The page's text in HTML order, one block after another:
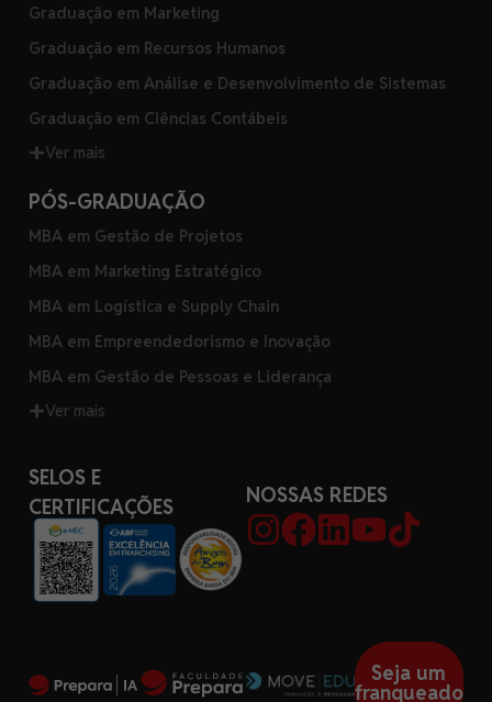
Graduação em Marketing
Graduação em Recursos Humanos
Graduação em Análise e Desenvolvimento de Sistemas
Graduação em Ciências Contábeis
Ver mais
PÓS-GRADUAÇÃO
MBA em Gestão de Projetos
MBA em Marketing Estratégico
MBA em Logística e Supply Chain
MBA em Empreendedorismo e Inovação
MBA em Gestão de Pessoas e Liderança
Ver mais
SELOS E
CERTIFICAÇÕES
NOSSAS REDES
Seja um
franqueado